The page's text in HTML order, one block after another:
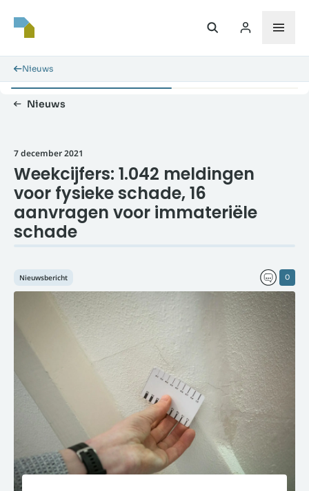
Nieuws
Nieuws
7 december 2021
Weekcijfers: 1.042 meldingen
voor fysieke schade, 16
aanvragen voor immateriële
schade
0
Nieuwsbericht